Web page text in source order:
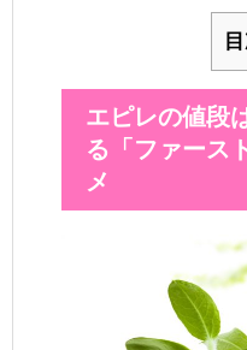
エピレの値段
る「ファース
メ